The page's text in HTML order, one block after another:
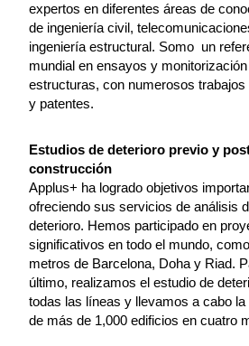
expertos en diferentes áreas de
de ingeniería civil,
ingeniería estructural. Somo un
mundial en ensayos y
estructuras, con numerosos trabajos
y patentes.
Estudios de deterioro previo y
construcción
Applus+ ha logrado objetivos
ofreciendo sus servicios de análisis
deterioro. Hemos participado en
significativos en todo el mundo,
metros de Barcelona, Doha y Riad.
último, realizamos el estudio de
todas las líneas y llevamos a cabo
de más de 1,000 edificios en cuatro